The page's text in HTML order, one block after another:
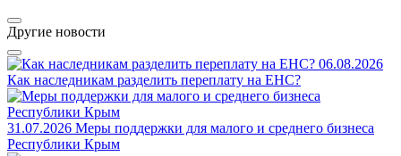
Другие новости
06.08.2026
Как наследникам разделить переплату на ЕНС?
31.07.2026 Меры поддержки для малого и среднего бизнеса
Республики Крым